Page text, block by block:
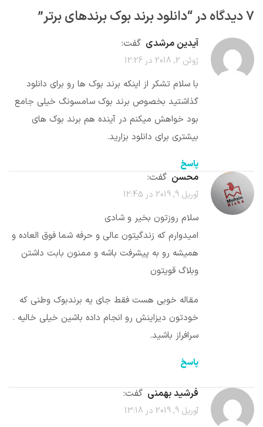
7 دیدگاه در “ دانلود برند بوک برندهای برتر”
آیدین مرشدی گفت:
ژوئن 2, 2018 در 12:26
با سلام تشکر از اینکه برند بوک ها رو برای دانلود
گذاشتید بخصوص برند بوک سامسونگ خیلی جامع
بود خواهش میکنم در آینده هم برند بوک های
بیشتری برای دانلود بزارید.
پاسخ
محسن گفت:
آوریل 9, 2019 در 12:45
سلام روزتون بخیر و شادی
امیدوارم که زندگیتون عالی و حرفه شما فوق العاده و
همیشه رو به پیشرفت باشه و ممنون بابت داشتن
وبلاگ قویتون
مقاله خوبی هست فقط جای یه برندبوک وطنی که
خودتون دیزاینش رو انجام داده باشین خیلی خالیه .
سرافراز باشید.
پاسخ
فرشید بهمنی گفت:
آوریل 9, 2019 در 13:18